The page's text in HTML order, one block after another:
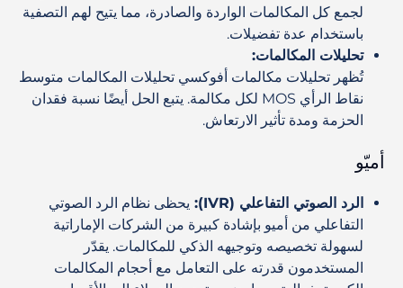
لجمع كل المكالمات الواردة والصادرة، مما يتيح لهم التصفية
باستخدام عدة تفضيلات.
تحليلات المكالمات:
تُظهر تحليلات مكالمات أفوكسي تحليلات المكالمات متوسط
نقاط الرأي MOS لكل مكالمة. يتبع الحل أيضًا نسبة فقدان
الحزمة ومدة تأثير الارتعاش.
أميّو
الرد الصوتي التفاعلي (IVR) : يحظى نظام الرد الصوتي
التفاعلي من أميو بإشادة كبيرة من الشركات الإماراتية
لسهولة تخصيصه وتوجيهه الذكي للمكالمات. يقدّر
المستخدمون قدرته على التعامل مع أحجام المكالمات